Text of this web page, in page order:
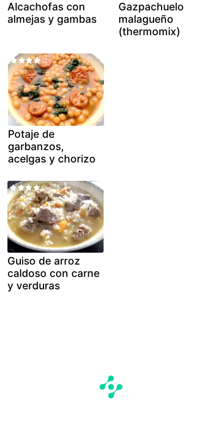
Alcachofas con
almejas y gambas
Gazpachuelo
malagueño
(thermomix)
Potaje de
garbanzos,
acelgas y chorizo
Guiso de arroz
caldoso con carne
y verduras